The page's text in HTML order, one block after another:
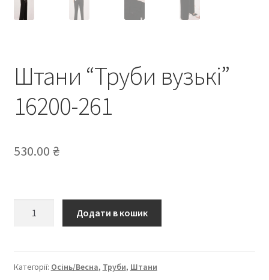
Штани “Труби вузькі”
16200-261
530.00 ₴
261
Додати в кошик
Категорії: Осінь/Весна, Труби, Штани